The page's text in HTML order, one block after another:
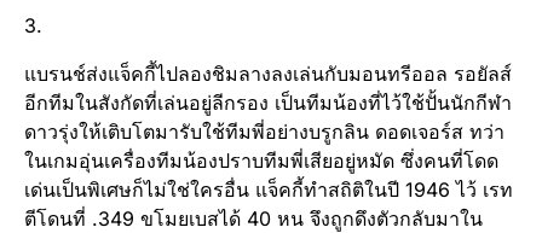
3.
แบรนช์ส่งแจ็คกี้ไปลองชิมลางลงเล่นกับมอนทรีออล รอยัลส์
อีกทีมในสังกัดที่เล่นอยู่ลีกรอง เป็นทีมน้องที่ไว้ใช้ปั้นนักกีฬา
ดาวรุ่งให้เติบโตมารับใช้ทีมพี่อย่างบรูกลิน ดอดเจอร์ส ทว่า
ในเกมอุ่นเครื่องทีมน้องปราบทีมพี่เสียอยู่หมัด ซึ่งคนที่โดด
เด่นเป็นพิเศษก็ไม่ใช่ใครอื่น แจ็คกี้ทำสถิติในปี 1946 ไว้ เรท
ตีโดนที่ .349 ขโมยเบสได้ 40 หน จึงถูกดึงตัวกลับมาใน